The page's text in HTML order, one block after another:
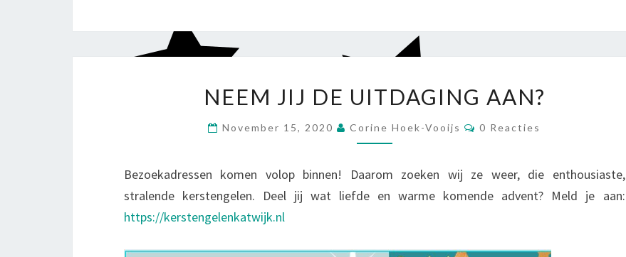
JIJ
UITDAGING
NEEM JIJ DE UITDAGING AAN?
November 15, 2020 Corine Hoek-Vooijs Reacties
0 Reacties
Bezoekadressen komen volop binnen! Daarom zoeken wij ze weer, die enthousiaste,
stralende kerstengelen. Deel jij wat liefde en warme komende advent? Meld je aan:
https://kerstengelenkatwijk.nl